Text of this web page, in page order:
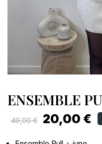
ENSEMBLE
49,00 € 20,00 €